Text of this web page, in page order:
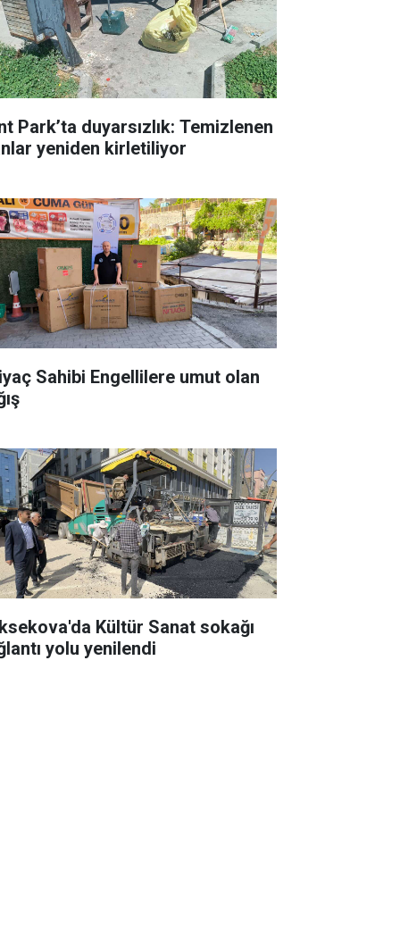
Park’ta duyarsızlık: Temizlenen
yeniden kirletiliyor
Sahibi Engellilere umut olan
Kültür Sanat sokağı
yolu yenilendi